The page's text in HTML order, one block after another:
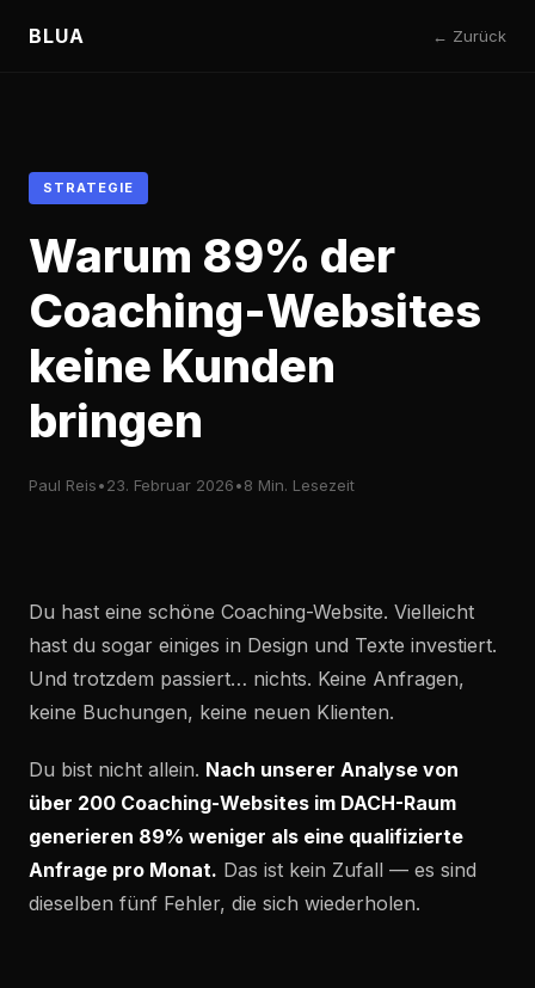
BLUA ← Zurück
STRATEGIE
Warum 89% der
Coaching-Websites
keine Kunden
bringen
Paul Reis•23. Februar 2026•8 Min. Lesezeit
Du hast eine schöne Coaching-Website. Vielleicht
hast du sogar einiges in Design und Texte investiert.
Und trotzdem passiert… nichts. Keine Anfragen,
keine Buchungen, keine neuen Klienten.
Du bist nicht allein. Nach unserer Analyse von
über 200 Coaching-Websites im DACH-Raum
generieren 89% weniger als eine qualifizierte
Anfrage pro Monat. Das ist kein Zufall — es sind
dieselben fünf Fehler, die sich wiederholen.